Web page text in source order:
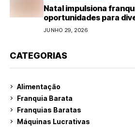
Natal impulsiona
oportunidades para
do varejo
JUNHO 29, 2026
CATEGORIAS
Alimentação
Franquia Barata
Franquias Baratas
Máquinas Lucrativas